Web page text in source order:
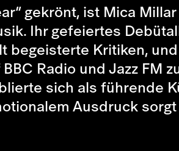
gekrönt, ist Mica
Ihr gefeiertes
begeisterte Kritiken,
Radio und Jazz FM
sich als führende
Ausdruck